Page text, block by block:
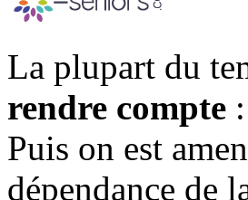
La plupart du
rendre compte
Puis on est
dépendance de